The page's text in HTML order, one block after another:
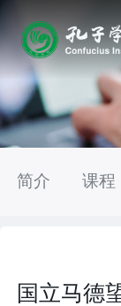
简介 课程
国立马德